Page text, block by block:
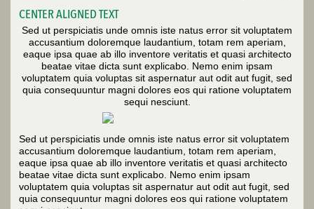
CENTER ALIGNED TEXT
Sed ut perspiciatis unde omnis iste natus error sit voluptatem
accusantium doloremque laudantium, totam rem aperiam,
eaque ipsa quae ab illo inventore veritatis et quasi architecto
beatae vitae dicta sunt explicabo. Nemo enim ipsam
voluptatem quia voluptas sit aspernatur aut odit aut fugit, sed
quia consequuntur magni dolores eos qui ratione voluptatem
sequi nesciunt.
Sed ut perspiciatis unde omnis iste natus error sit voluptatem
accusantium doloremque laudantium, totam rem aperiam,
eaque ipsa quae ab illo inventore veritatis et quasi architecto
beatae vitae dicta sunt explicabo. Nemo enim ipsam
voluptatem quia voluptas sit aspernatur aut odit aut fugit, sed
quia consequuntur magni dolores eos qui ratione voluptatem